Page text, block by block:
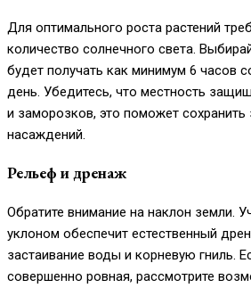
Для оптимального роста растений
количество солнечного света.
будет получать как минимум 6 часов
день. Убедитесь, что местность
и заморозков, это поможет
насаждений.
Рельеф и дренаж
Обратите внимание на наклон земли.
уклоном обеспечит естественный
застаивание воды и корневую гниль.
совершенно ровная, рассмотрите